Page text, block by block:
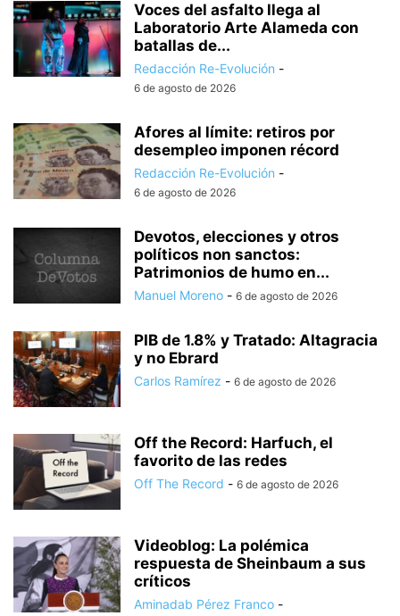
Voces del asfalto llega al
Laboratorio Arte Alameda con
batallas de...
Redacción Re-Evolución -
6 de agosto de 2026
Afores al límite: retiros por
desempleo imponen récord
Redacción Re-Evolución -
6 de agosto de 2026
Devotos, elecciones y otros
políticos non sanctos:
Patrimonios de humo en...
Manuel Moreno - 6 de agosto de 2026
PIB de 1.8% y Tratado: Altagracia
y no Ebrard
Carlos Ramírez - 6 de agosto de 2026
Off the Record: Harfuch, el
favorito de las redes
Off The Record - 6 de agosto de 2026
Videoblog: La polémica
respuesta de Sheinbaum a sus
críticos
Aminadab Pérez Franco -